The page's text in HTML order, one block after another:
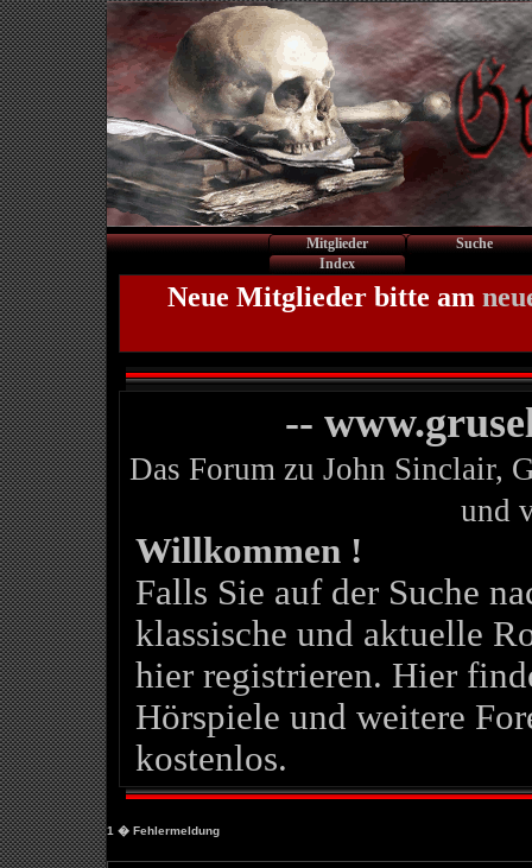
Mitglieder
Suche
Index
Neue Mitglieder bitte am
--
Das Forum zu John Sinclair,
und
Willkommen !
Falls Sie auf der Suche
klassische und aktuelle
hier registrieren. Hier
Hörspiele und weitere
kostenlos.
1 � Fehlermeldung